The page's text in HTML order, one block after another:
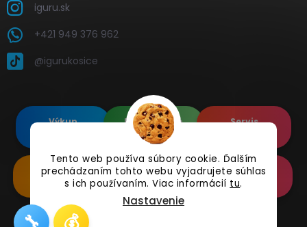
Tento web používa súbory cookie. Ďalším
prechádzaním tohto webu vyjadrujete súhlas
s ich používaním. Viac informácií tu.
Nastavenie
iguru.sk
+421 949 376 962
@igurukosice
Výkup
Renovované
Apple's
Servis
Renovované
Samsung's
Doplnkové
Príslušenstvo
Online
Reklamácia
🔧 💰